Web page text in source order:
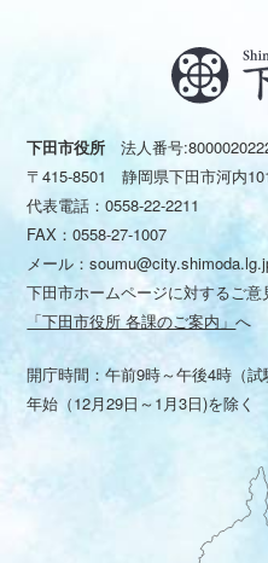
下田市役所 法人番号
〒415-8501 静岡県下田市河内
代表電話：0558-22-2211
FAX：0558-27-1007
メール：
下田市ホームページに対するご意
「下田市役所 各課のご案内」へ
開庁時間：午前9時～午後4時（
年始（12月29日～1月3日)を除く